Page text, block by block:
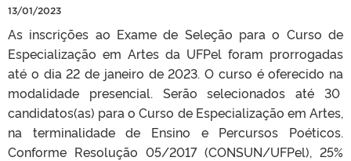
13/01/2023
As inscrições ao Exame de Seleção para o Curso de
Especialização em Artes da UFPel foram prorrogadas
até o dia 22 de janeiro de 2023. O curso é oferecido na
modalidade presencial. Serão selecionados até 30
candidatos(as) para o Curso de Especialização em Artes,
na terminalidade de Ensino e Percursos Poéticos.
Conforme Resolução 05/2017 (CONSUN/UFPel), 25%